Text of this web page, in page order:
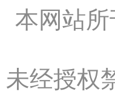
本网站
未经授权